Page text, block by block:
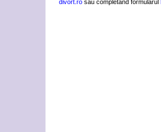
divort.rosau completand formularul